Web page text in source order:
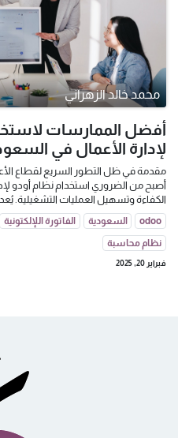
محمد خالد الزهراني
لإدارة الأعمال في
مقدمة في ظل التطور السريع لقطاع
أصبح من الضروري استخدام نظام أودو
الكفاءة وتسهيل العمليات التشغيلية.
odoo السعودية الفاتورة اللإلكتونية
نظام محاسبة
فبراير 20, 2025